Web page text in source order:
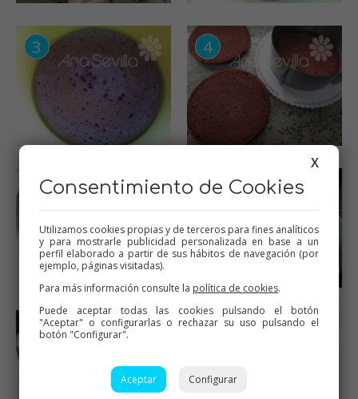
X
Consentimiento de Cookies
Utilizamos cookies propias y de terceros para fines analíticos
y para mostrarle publicidad personalizada en base a un
perfil elaborado a partir de sus hábitos de navegación (por
ejemplo, páginas visitadas).
Para más información consulte la política de cookies.
Puede aceptar todas las cookies pulsando el botón
"Aceptar" o configurarlas o rechazar su uso pulsando el
botón "Configurar".
Aceptar Configurar